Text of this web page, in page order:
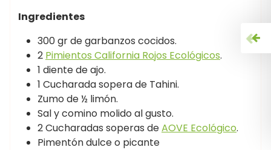
Ingredientes
300 gr de garbanzos cocidos.
2 Pimientos California Rojos Ecológicos.
1 diente de ajo.
1 Cucharada sopera de Tahini.
Zumo de ½ limón.
Sal y comino molido al gusto.
2 Cucharadas soperas deAOVE Ecológico.
Pimentón dulce o picante